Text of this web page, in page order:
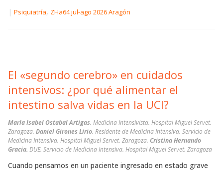
| Psiquiatría, ZHa64 jul-ago 2026 Aragón
El «segundo cerebro» en cuidados
intensivos: ¿por qué alimentar el
intestino salva vidas en la UCI?
María Isabel Ostabal Artigas. Medicina Intensivista. Hospital Miguel Servet.
Zaragoza. Daniel Girones Lirio. Residente de Medicina Intensiva. Servicio de
Medicina Intensiva. Hospital Miguel Servet. Zaragoza. Cristina Hernando
Gracia. DUE. Servicio de Medicina Intensiva. Hospital Miguel Servet. Zaragoza
Cuando pensamos en un paciente ingresado en estado grave